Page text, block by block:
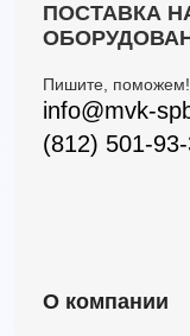
ПОСТАВКА
Пишите, поможем!
info@mvk-
(812) 501-
О компании